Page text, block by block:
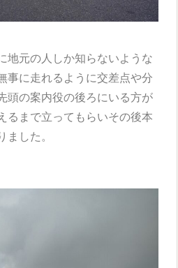
地元の人しか知らないような
事に走れるように交差点や分
頭の案内役の後ろにいる方が
るまで立ってもらいその後本
ました。